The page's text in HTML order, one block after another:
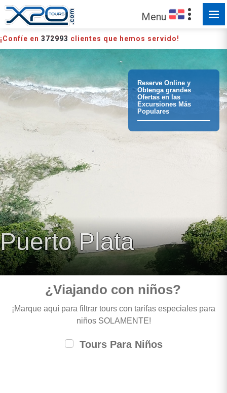
Menu
¡Confíe en 372993 clientes que hemos servido!
HECHO PARA SER EXPLORADO
Reserve Online y
Obtenga grandes
Ofertas en las
Excursiones Más
Populares
Puerto Plata
¿Viajando con niños?
¡Marque aquí para filtrar tours con tarifas especiales para
niños SOLAMENTE!
Tours Para Niños